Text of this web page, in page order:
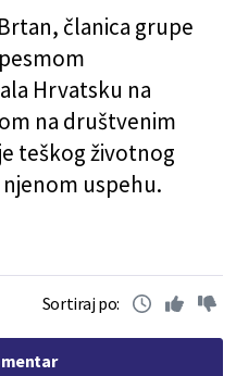
članica grupe
Hrvatsku na
na društvenim
teškog životnog
uspehu.
Sortiraj po: